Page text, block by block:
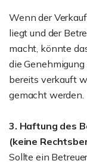
Wenn der
liegt und der
macht, könnte
die
bereits verkauft
gemacht werden.
3. Haftung des
(keine
Sollte ein